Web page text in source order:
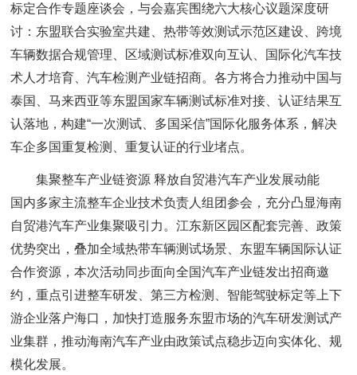
标定合作专题座谈会，与会嘉宾围绕六大核心议题深度研
讨：东盟联合实验室共建、热带等效测试示范区建设、跨境
车辆数据合规管理、区域测试标准双向互认、国际化汽车技
术人才培育、汽车检测产业链招商。各方将合力推动中国与
泰国、马来西亚等东盟国家车辆测试标准对接、认证结果互
认落地，构建“一次测试、多国采信”国际化服务体系，解决
车企多国重复检测、重复认证的行业堵点。
集聚整车产业链资源 释放自贸港汽车产业发展动能
国内多家主流整车企业技术负责人组团参会，充分凸显海南
自贸港汽车产业集聚吸引力。江东新区园区配套完善、政策
优势突出，叠加全域热带车辆测试场景、东盟车辆国际认证
合作资源，本次活动同步面向全国汽车产业链发出招商邀
约，重点引进整车研发、第三方检测、智能驾驶标定等上下
游企业落户海口，加快打造服务东盟市场的汽车研发测试产
业集群，推动海南汽车产业由政策试点稳步迈向实体化、规
模化发展。